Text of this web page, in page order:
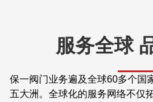
服务全球
保一阀门业务遍及全球60多个国
五大洲。全球化的服务网络不仅